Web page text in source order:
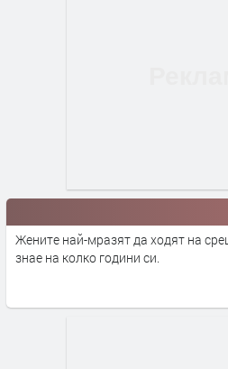
Жените най-мразят да ходят на
знае на колко години си.